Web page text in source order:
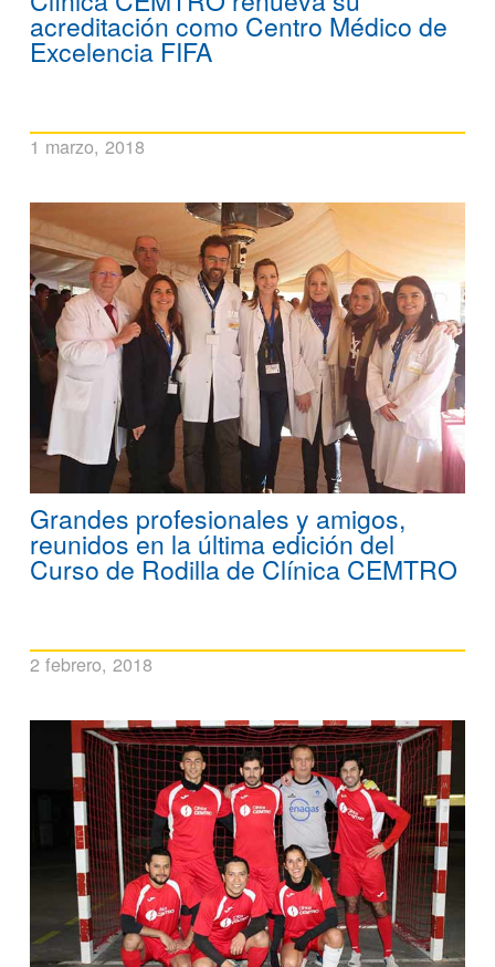
acreditación como Centro Médico de
Excelencia FIFA
1 marzo, 2018
Grandes profesionales y amigos,
reunidos en la última edición del
Curso de Rodilla de Clínica CEMTRO
2 febrero, 2018